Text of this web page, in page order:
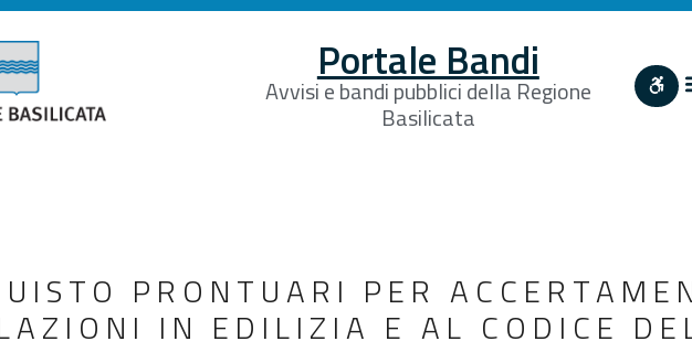
Portale Bandi
Avvisi e bandi pubblici della Regione
Basilicata
PRONTUARI PER
IN EDILIZIA E AL CODICE